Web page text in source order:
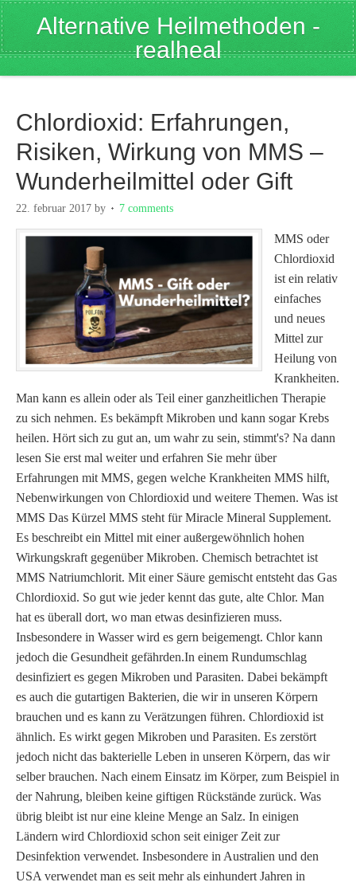
Alternative Heilmethoden -
realheal
Chlordioxid: Erfahrungen,
Risiken, Wirkung von MMS –
Wunderheilmittel oder Gift
22. februar 2017 by 7 comments
MMS oder
Chlordioxid
ist ein relativ
einfaches
und neues
Mittel zur
Heilung von
Krankheiten.
Man kann es allein oder als Teil einer ganzheitlichen Therapie
zu sich nehmen. Es bekämpft Mikroben und kann sogar Krebs
heilen. Hört sich zu gut an, um wahr zu sein, stimmt's? Na dann
lesen Sie erst mal weiter und erfahren Sie mehr über
Erfahrungen mit MMS, gegen welche Krankheiten MMS hilft,
Nebenwirkungen von Chlordioxid und weitere Themen. Was ist
MMS Das Kürzel MMS steht für Miracle Mineral Supplement.
Es beschreibt ein Mittel mit einer außergewöhnlich hohen
Wirkungskraft gegenüber Mikroben. Chemisch betrachtet ist
MMS Natriumchlorit. Mit einer Säure gemischt entsteht das Gas
Chlordioxid. So gut wie jeder kennt das gute, alte Chlor. Man
hat es überall dort, wo man etwas desinfizieren muss.
Insbesondere in Wasser wird es gern beigemengt. Chlor kann
jedoch die Gesundheit gefährden.In einem Rundumschlag
desinfiziert es gegen Mikroben und Parasiten. Dabei bekämpft
es auch die gutartigen Bakterien, die wir in unseren Körpern
brauchen und es kann zu Verätzungen führen. Chlordioxid ist
ähnlich. Es wirkt gegen Mikroben und Parasiten. Es zerstört
jedoch nicht das bakterielle Leben in unseren Körpern, das wir
selber brauchen. Nach einem Einsatz im Körper, zum Beispiel in
der Nahrung, bleiben keine giftigen Rückstände zurück. Was
übrig bleibt ist nur eine kleine Menge an Salz. In einigen
Ländern wird Chlordioxid schon seit einiger Zeit zur
Desinfektion verwendet. Insbesondere in Australien und den
USA verwendet man es seit mehr als einhundert Jahren in